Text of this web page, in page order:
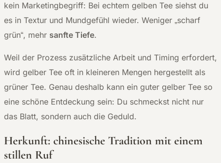
kein Marketingbegriff: Bei echtem gelben Tee siehst du
es in Textur und Mundgefühl wieder. Weniger „scharf
grün“, mehr sanfte Tiefe.
Weil der Prozess zusätzliche Arbeit und Timing erfordert,
wird gelber Tee oft in kleineren Mengen hergestellt als
grüner Tee. Genau deshalb kann ein guter gelber Tee so
eine schöne Entdeckung sein: Du schmeckst nicht nur
das Blatt, sondern auch die Geduld.
Herkunft: chinesische Tradition mit einem
stillen Ruf